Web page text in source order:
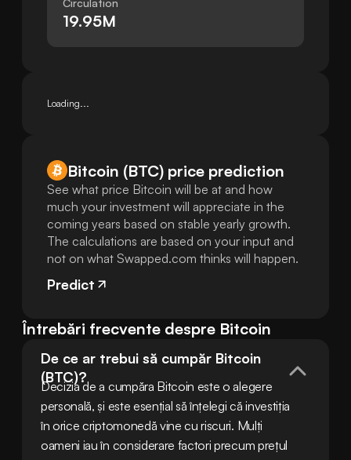
Circulation
19.95M
Loading...
Bitcoin (BTC) price prediction
See what price Bitcoin will be at and how
much your investment will appreciate in the
coming years based on stable yearly growth.
The calculations are based on your input and
not on what Swapped.com thinks will happen.
Predict
Întrebări frecvente despre Bitcoin
De ce ar trebui să cumpăr Bitcoin
(BTC)?
Decizia de a cumpăra Bitcoin este o alegere
personală, și este esențial să înțelegi că investiția
în orice criptomonedă vine cu riscuri. Mulți
oameni iau în considerare factori precum prețul